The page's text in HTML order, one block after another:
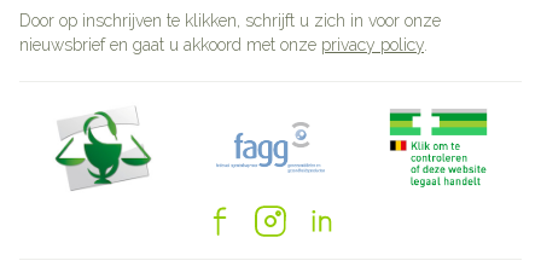
Door op inschrijven te klikken, schrijft u zich in voor onze
nieuwsbrief en gaat u akkoord met onze privacy policy